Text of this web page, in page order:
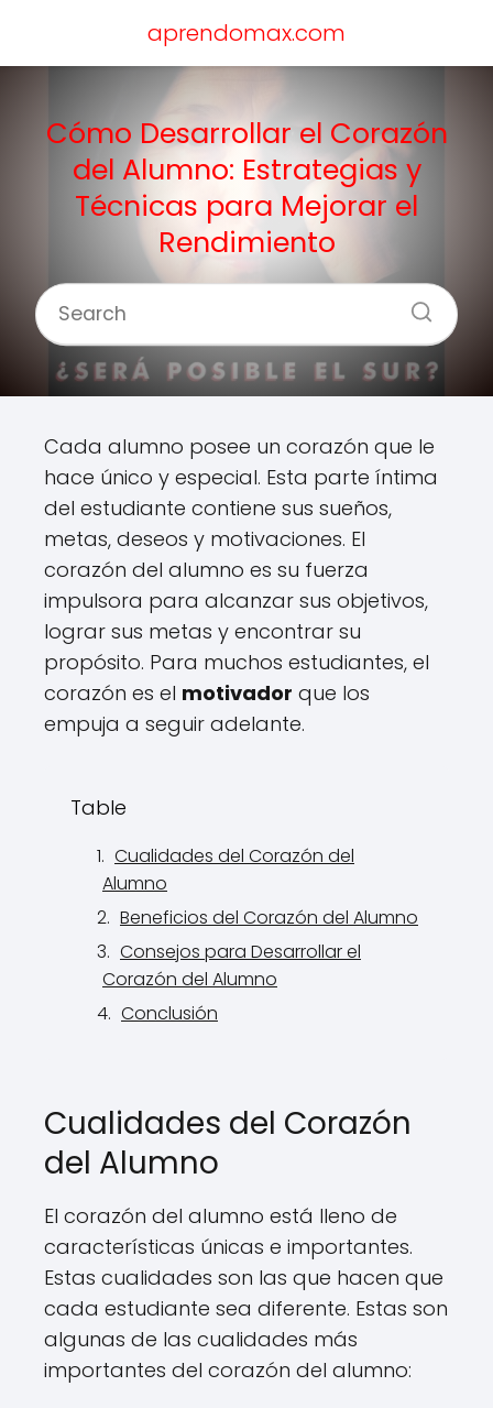
aprendomax.com
Cómo Desarrollar el Corazón
del Alumno: Estrategias y
Técnicas para Mejorar el
Rendimiento
Cada alumno posee un corazón que le
hace único y especial. Esta parte íntima
del estudiante contiene sus sueños,
metas, deseos y motivaciones. El
corazón del alumno es su fuerza
impulsora para alcanzar sus objetivos,
lograr sus metas y encontrar su
propósito. Para muchos estudiantes, el
corazón es el motivador que los
empuja a seguir adelante.
Table
Cualidades del Corazón del
Alumno
Beneficios del Corazón del Alumno
Consejos para Desarrollar el
Corazón del Alumno
Conclusión
Cualidades del Corazón
del Alumno
El corazón del alumno está lleno de
características únicas e importantes.
Estas cualidades son las que hacen que
cada estudiante sea diferente. Estas son
algunas de las cualidades más
importantes del corazón del alumno: